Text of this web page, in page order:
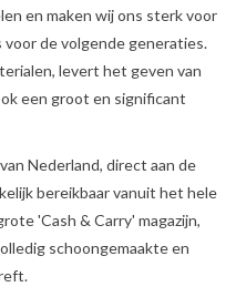
en maken wij ons sterk voor
voor de volgende generaties.
levert het geven van
een groot en significant
Nederland, direct aan de
bereikbaar vanuit het hele
'Cash & Carry' magazijn,
schoongemaakte en